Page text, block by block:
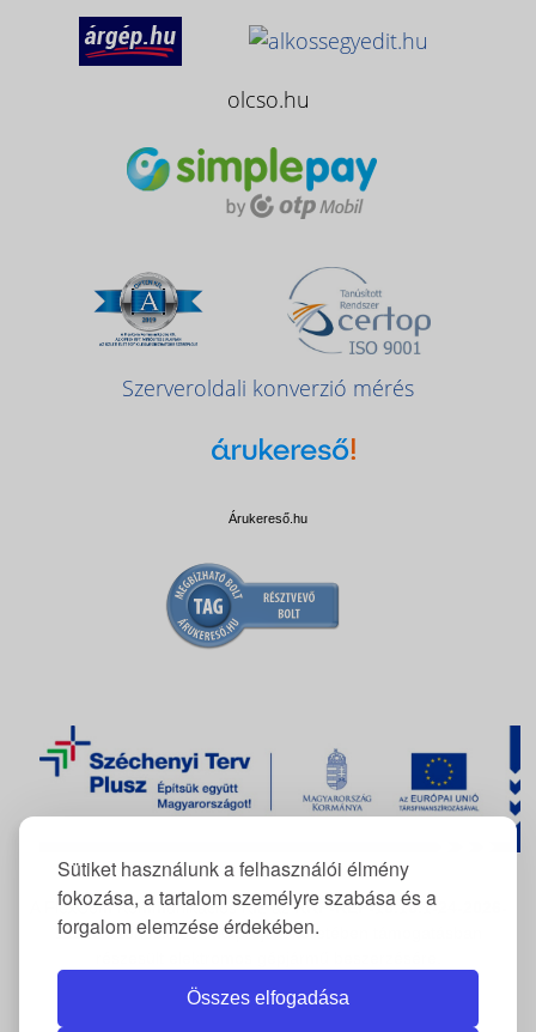
Sütiket használunk a felhasználói élmény
fokozása, a tartalom személyre szabása és a
forgalom elemzése érdekében.
Összes elfogadása
olcso.hu
Szerveroldali konverzió mérés
Árukereső.hu
A FlexCom Kommunikációs Kft. azRRF-REP-10.10.1-24-2026-
11222azonosítószámú projekt keretében támogatásban